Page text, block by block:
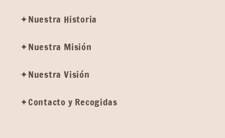
✦Nuestra Historia
✦Nuestra Misión
✦Nuestra Visión
✦Contacto y Recogidas